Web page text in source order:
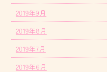
2019年9月
2019年8月
2019年7月
2019年6月